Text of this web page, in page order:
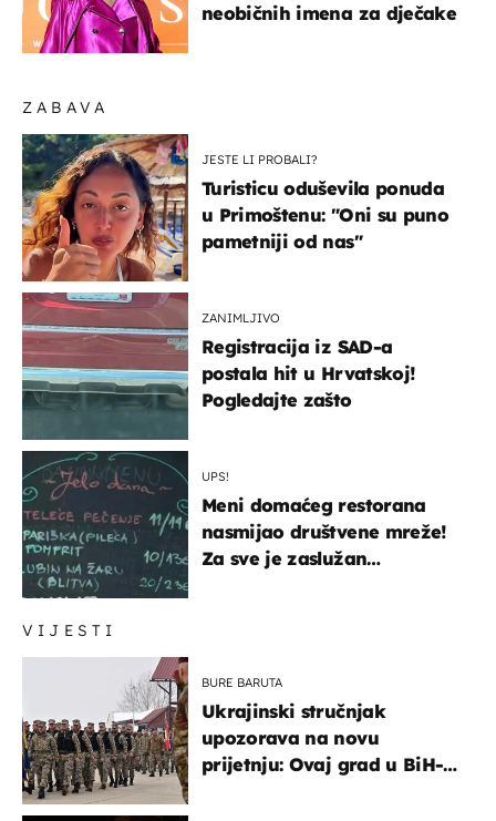
VIJESTI
BURE BARUTA
Ukrajinski stručnjak
upozorava na novu
prijetnju: Ovaj grad u BiH-u
ZABAVA
JESTE LI PROBALI?
Turisticu oduševila ponuda
u Primoštenu: "Oni su puno
pametniji od nas"
ZANIMLJIVO
Registracija iz SAD-a
postala hit u Hrvatskoj!
Pogledajte zašto
UPS!
Meni domaćeg restorana
nasmijao društvene mreže!
Za sve je zaslužan
neobičnih imena za dječake